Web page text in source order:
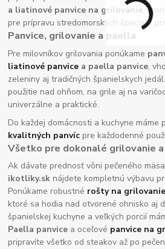
a liatinové panvice na grilovanie, či
pre prípravu stredomorských špecialít
Panvice, grilovanie a paella
Pre milovníkov grilovania ponúkame
liatinové panvice a paella panvice,
zeleniny aj tradičných španielskych
použitie nad ohňom, na grile aj na
univerzálne a praktické.
Do každej domácnosti a kuchyne máme
kvalitných panvíc pre každodenné
Všetko pre dokonalé grilovanie
Ak dávate prednosť vôni pečeného
ikotliky.sk nájdete kompletnú výbavu
Ponúkame robustné rošty na grilovanie
ktoré sa hodia nad otvorené ohnisko aj
španielskej kuchyne a veľkých porcií
Paella panvice a oceľové panvice na
pripravíte všetko od steakov až po